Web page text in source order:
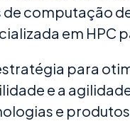
computação
em HPC
para
e a
e